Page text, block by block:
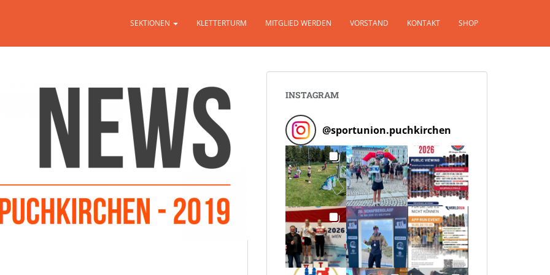
SEKTIONEN KLETTERTURM MITGLIED WERDEN VORSTAND KONTAKT SHOP
INSTAGRAM
@sportunion.puchkirchen